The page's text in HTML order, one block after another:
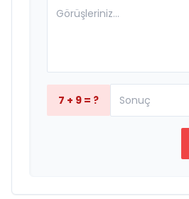
7 + 9 = ?